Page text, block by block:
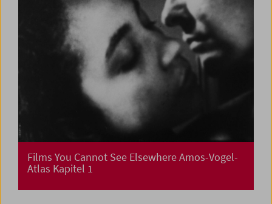
Films You Cannot See Elsewhere Amos-Vogel-
Atlas Kapitel 1